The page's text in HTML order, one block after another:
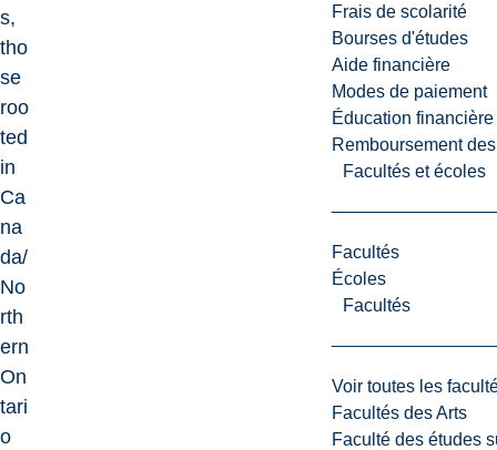
Frais de scolarité
Bourses d'études
Aide financière
Modes de paiement
Éducation financière
Remboursement
Facultés et écoles
Facultés
Écoles
Facultés
Voir toutes les
Facultés des Arts
Faculté des études
s,
tho
se
roo
ted
in
Ca
na
da/
No
rth
ern
On
tari
o